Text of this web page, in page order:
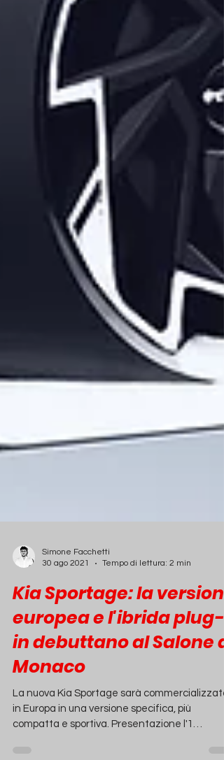
30 ago 2021
Tempo di lettura: 2 min
Kia Sportage: la versione
europea e l'ibrida plug-
in debuttano al Salone di
Monaco
La nuova Kia Sportage sarà commercializzata
in Europa in una versione specifica, più